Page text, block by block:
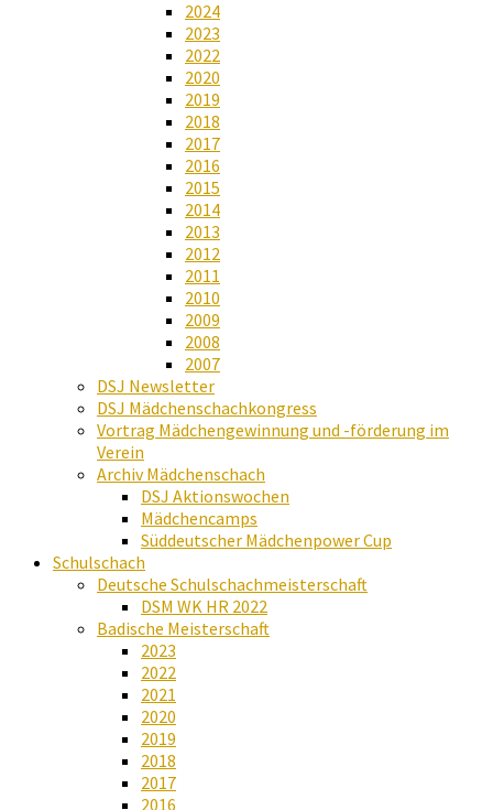
2024
2023
2022
2020
2019
2018
2017
2016
2015
2014
2013
2012
2011
2010
2009
2008
2007
DSJ Newsletter
DSJ Mädchenschachkongress
Vortrag Mädchengewinnung und -förderung im
Verein
Archiv Mädchenschach
DSJ Aktionswochen
Mädchencamps
Süddeutscher Mädchenpower Cup
Schulschach
Deutsche Schulschachmeisterschaft
DSM WK HR 2022
Badische Meisterschaft
2023
2022
2021
2020
2019
2018
2017
2016